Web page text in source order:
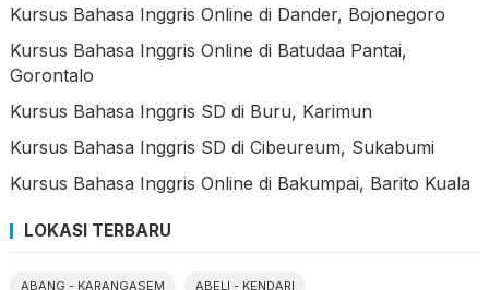
Kursus Bahasa Inggris Online di Dander, Bojonegoro
Kursus Bahasa Inggris Online di Batudaa Pantai,
Gorontalo
Kursus Bahasa Inggris SD di Buru, Karimun
Kursus Bahasa Inggris SD di Cibeureum, Sukabumi
Kursus Bahasa Inggris Online di Bakumpai, Barito Kuala
LOKASI TERBARU
ABANG - KARANGASEM ABELI - KENDARI